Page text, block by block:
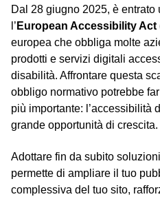
Dal 28 giugno 2025, è
l’ European Accessibility Act
europea che obbliga molte
prodotti e servizi digitali
disabilità. Affrontare questa
obbligo normativo potrebbe
più importante: l’accessibilità
grande opportunità di crescita.
Adottare fin da subito
permette di ampliare il tuo
complessiva del tuo sito,